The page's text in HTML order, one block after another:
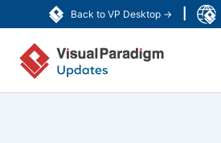
Back to VP Desktop →
al
contenido